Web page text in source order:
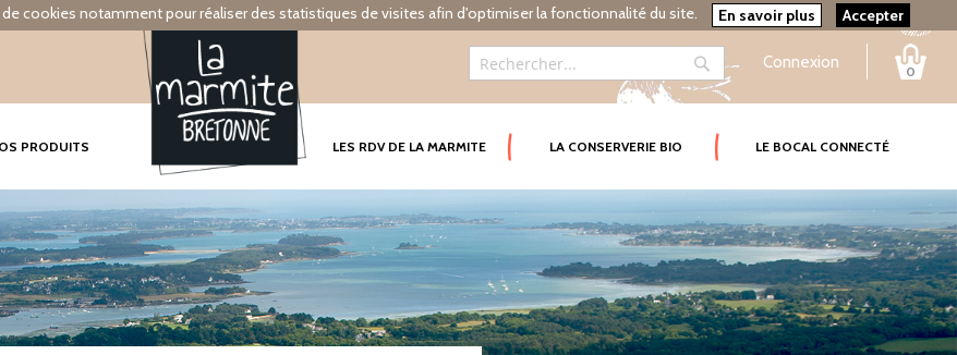
cookies notamment pour réaliser des statistiques de visites afin d'optimiser la fonctionnalité du site. En savoir plus Accepter
Connexion 0
Rechercher
PRODUITS LES RDV DE LA MARMITE LA CONSERVERIE BIO LE BOCAL CONNECTÉ